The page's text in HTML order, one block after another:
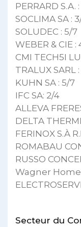
PERRARD S.A.
SOCLIMA SA :
SOLUDEC : 5/7
WEBER & CIE :
CMI TECH5I
TRALUX SARL
KUHN SA : 5/7
IFC SA: 2/4
ALLEVA
DELTA
FERINOX S.À
ROMABAU
RUSSO
Wagner Home
Secteur du